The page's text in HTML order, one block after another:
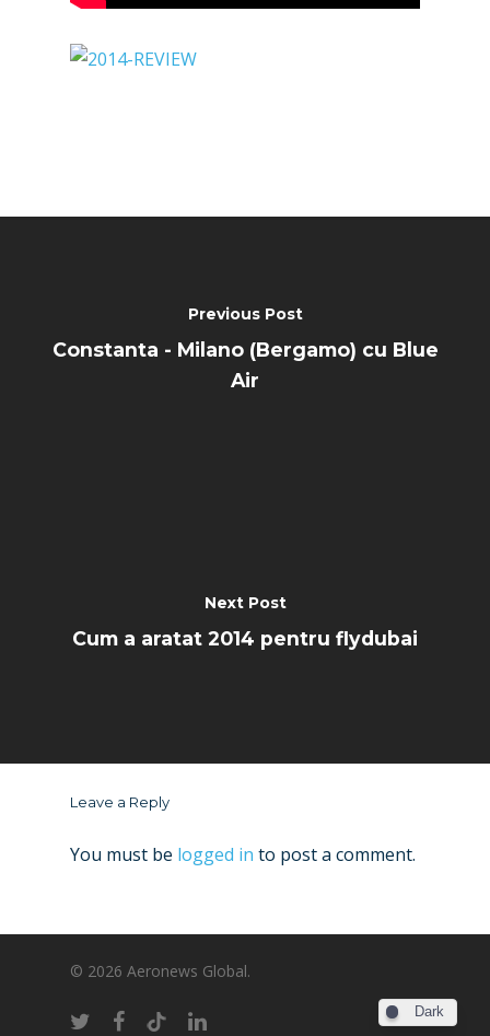
Previous Post
Constanta - Milano (Bergamo) cu Blue
Air
Next Post
Cum a aratat 2014 pentru flydubai
Leave a Reply
You must be logged in to post a comment.
© 2026 Aeronews Global.
Dark